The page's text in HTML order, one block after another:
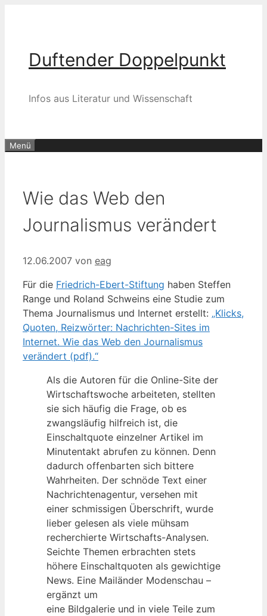
Duftender Doppelpunkt
Infos aus Literatur und Wissenschaft
Menü
Wie das Web den
Journalismus verändert
12.06.2007 von eag
Für die Friedrich-Ebert-Stiftung haben Steffen
Range und Roland Schweins eine Studie zum
Thema Journalismus und Internet erstellt: „Klicks,
Quoten, Reizwörter: Nachrichten-Sites im
Internet. Wie das Web den Journalismus
verändert (pdf).“
Als die Autoren für die Online-Site der
Wirtschaftswoche arbeiteten, stellten
sie sich häufig die Frage, ob es
zwangsläufig hilfreich ist, die
Einschaltquote einzelner Artikel im
Minutentakt abrufen zu können. Denn
dadurch offenbarten sich bittere
Wahrheiten. Der schnöde Text einer
Nachrichtenagentur, versehen mit
einer schmissigen Überschrift, wurde
lieber gelesen als viele mühsam
recherchierte Wirtschafts-Analysen.
Seichte Themen erbrachten stets
höhere Einschaltquoten als gewichtige
News. Eine Mailänder Modenschau –
ergänzt um
eine Bildgalerie und in viele Teile zum